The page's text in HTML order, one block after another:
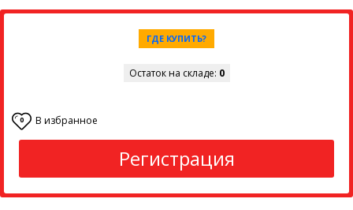
ГДЕ КУПИТЬ?
Остаток на складе: 0
0 В избранное
Регистрация